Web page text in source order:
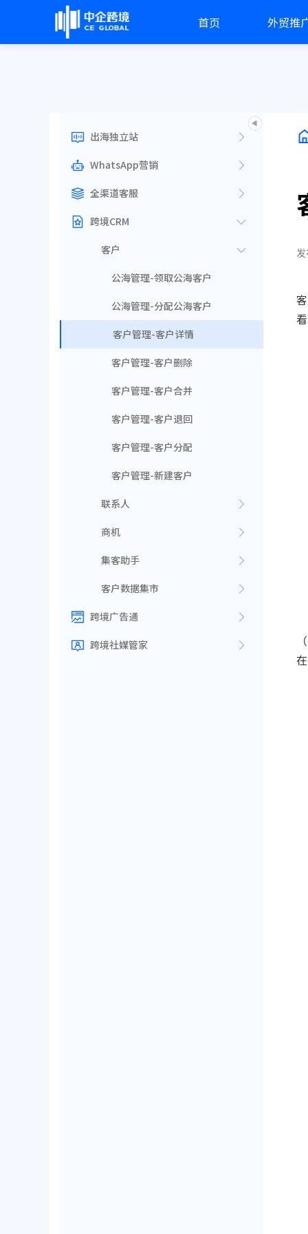
首页 外贸推
出海独立站
WhatsApp营销
全渠道客服
跨境CRM
客户
公海管理-领取公海客户
公海管理-分配公海客户
客户管理-客户详情
客户管理-客户删除
客户管理-客户合并
客户管理-客户退回
客户管理-客户分配
客户管理-新建客户
联系人
商机
集客助手
客户数据集市
跨境广告通
跨境社媒管家